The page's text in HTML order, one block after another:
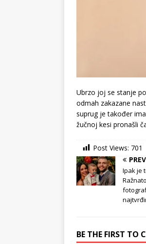
Ubrzo joj se stanje
odmah zakazane
suprug je također
žučnoj kesi pronašli
Post Views: 701
Ipak je
BE THE FIRST TO